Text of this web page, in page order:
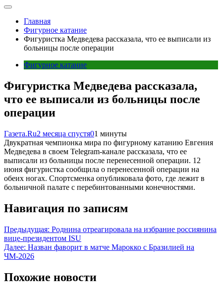
Главная
Фигурное катание
Фигуристка Медведева рассказала, что ее выписали из
больницы после операции
Фигурное катание
Фигуристка Медведева рассказала,
что ее выписали из больницы после
операции
Газета.Ru2 месяца спустя01 минуты
Двукратная чемпионка мира по фигурному катанию Евгения
Медведева в своем Telegram-канале рассказала, что ее
выписали из больницы после перенесенной операции. 12
июня фигуристка сообщила о перенесенной операции на
обеих ногах. Спортсменка опубликовала фото, где лежит в
больничной палате с перебинтованными конечностями.
Навигация по записям
Предыдущая: Роднина отреагировала на избрание россиянина
вице-президентом ISU
Далее: Назван фаворит в матче Марокко с Бразилией на
ЧМ-2026
Похожие новости